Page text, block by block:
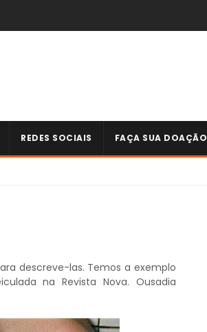
REDES SOCIAIS FAÇA SUA DOAÇÃO
descreve-las. Temos a exemplo
na Revista Nova. Ousadia